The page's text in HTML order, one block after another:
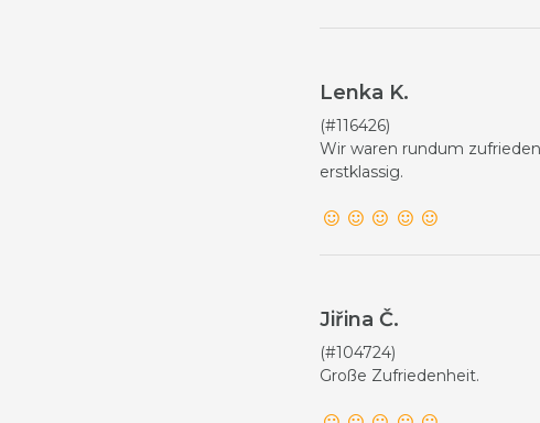
Lenka K.
(#116426)
Wir waren rundum
erstklassig.
Jiřina Č.
(#104724)
Große Zufriedenheit.